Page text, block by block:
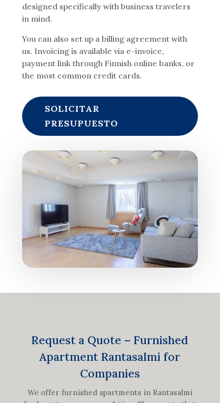
designed specifically with business travelers
in mind.
You can also set up a billing agreement with
us. Invoicing is available via e-invoice,
payment link through Finnish online banks, or
the most common credit cards.
SOLICITAR
PRESUPUESTO
Request a Quote – Furnished
Apartment Rantasalmi for
Companies
We offer furnished apartments in Rantasalmi